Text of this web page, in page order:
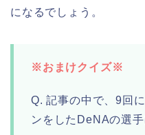
になるでしょう。
※おまけクイズ※
Q. 記事の中で、9回
ンをしたDeNAの選